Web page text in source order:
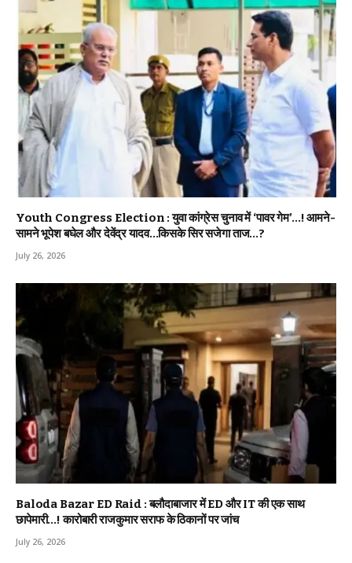
Youth Congress Election : युवा कांग्रेस चुनाव में ‘पावर गेम’…! आमने-
सामने भूपेश बघेल और देवेंद्र यादव…किसके सिर सजेगा ताज…?
July 26, 2026
Baloda Bazar ED Raid : बलौदाबाजार में ED और IT की एक साथ
छापेमारी…! कारोबारी राजकुमार सराफ के ठिकानों पर जांच
July 26, 2026